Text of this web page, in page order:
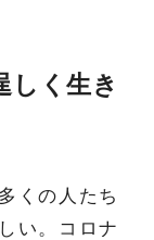
しく生き
くの人たち
い。コロナ